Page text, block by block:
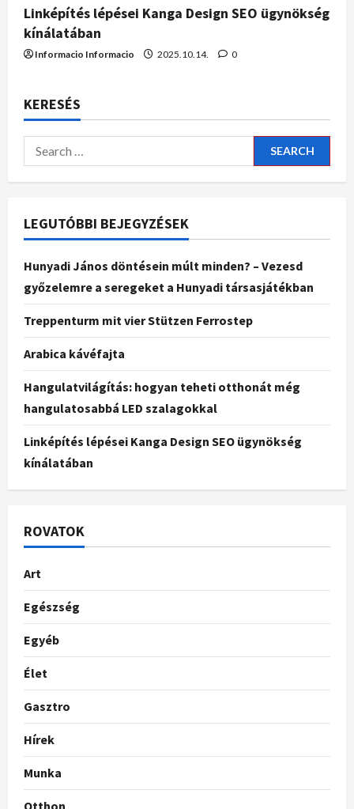
Linképítés lépései Kanga Design SEO ügynökség
kínálatában
Informacio Informacio 2025.10.14. 0
KERESÉS
LEGUTÓBBI BEJEGYZÉSEK
Hunyadi János döntésein múlt minden? – Vezesd
győzelemre a seregeket a Hunyadi társasjátékban
Treppenturm mit vier Stützen Ferrostep
Arabica kávéfajta
Hangulatvilágítás: hogyan teheti otthonát még
hangulatosabbá LED szalagokkal
Linképítés lépései Kanga Design SEO ügynökség
kínálatában
ROVATOK
Art
Egészség
Egyéb
Élet
Gasztro
Hírek
Munka
Otthon